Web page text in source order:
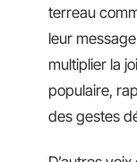
terreau
leur
multiplier la
populaire,
des gestes